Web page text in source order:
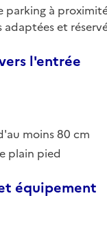
parking à
adaptées et
l'entrée
moins 80 cm
plain pied
équipement